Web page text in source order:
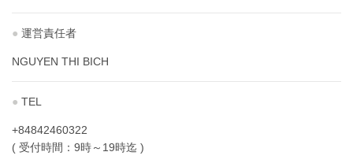
● 運営責任者
NGUYEN THI BICH
● TEL
+84842460322
( 受付時間：9時～19時迄 )